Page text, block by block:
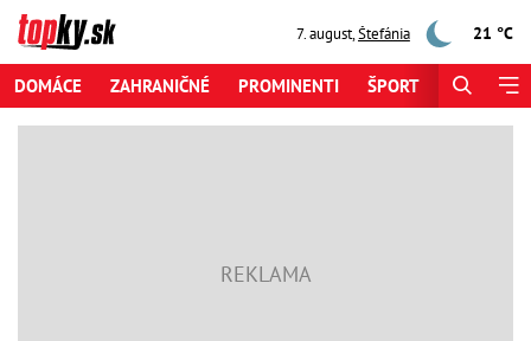
7. august,Štefánia 21 °C
DOMÁCE ZAHRANIČNÉ PROMINENTI ŠPORT